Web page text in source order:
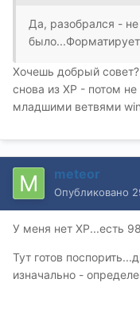
Да, разобрался -
Хочешь добрый
снова из XP - потом
младшими ветвями win
meteor
Опубликовано
У меня нет ХР...есть
Тут готов
изначально -